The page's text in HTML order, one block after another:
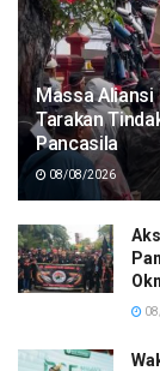
Massa Aliansi
Tarakan
Pancasila
08/08/2026